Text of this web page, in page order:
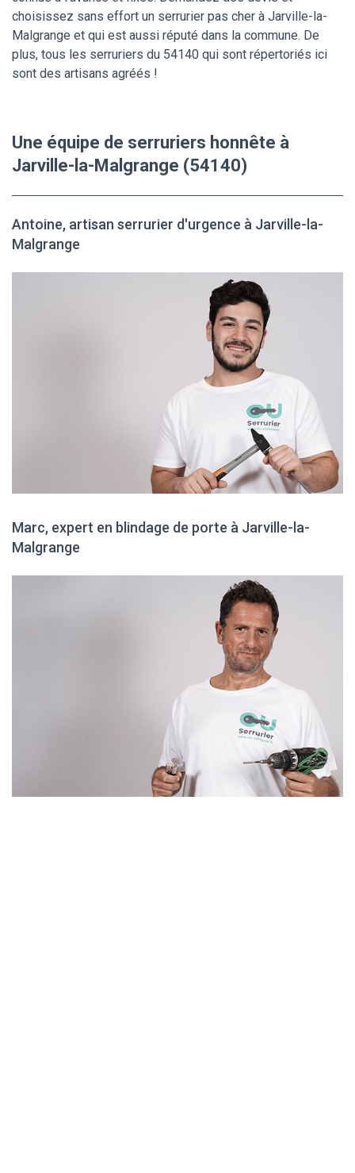
choisissez sans effort un serrurier pas cher à Jarville-la-
Malgrange et qui est aussi réputé dans la commune. De
plus, tous les serruriers du 54140 qui sont répertoriés ici
sont des artisans agréés !
Une équipe de serruriers honnête à
Jarville-la-Malgrange (54140)
Antoine, artisan serrurier d'urgence à Jarville-la-
Malgrange
Marc, expert en blindage de porte à Jarville-la-
Malgrange